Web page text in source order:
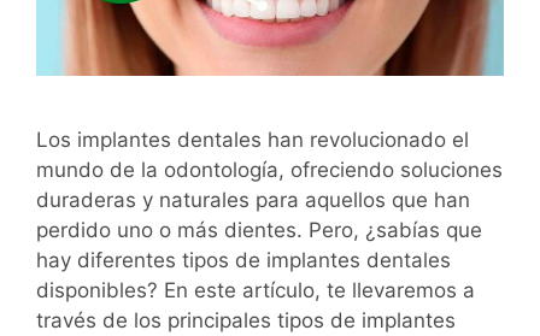
Los implantes dentales han revolucionado el
mundo de la odontología, ofreciendo soluciones
duraderas y naturales para aquellos que han
perdido uno o más dientes. Pero, ¿sabías que
hay diferentes tipos de implantes dentales
disponibles? En este artículo, te llevaremos a
través de los principales tipos de implantes